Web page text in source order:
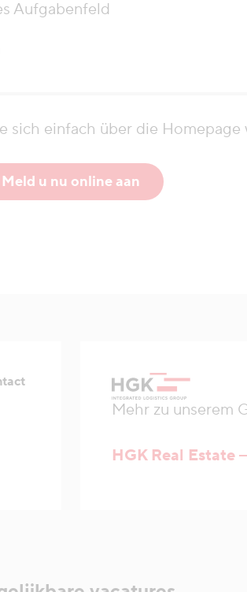
Aufgabenfeld
sich einfach über die Homepage
Meld u nu online aan
Mehr zu unserem
HGK Real Estate